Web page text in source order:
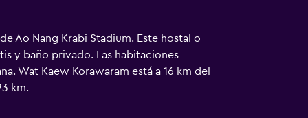
Ao Nang Krabi Stadium. Este hostal o
y baño privado. Las habitaciones
Wat Kaew Korawaram está a 16 km del
km.